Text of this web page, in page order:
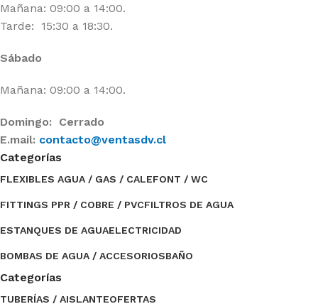
Mañana: 09:00 a 14:00.
Tarde: 15:30 a 18:30.
Sábado
Mañana: 09:00 a 14:00.
Domingo: Cerrado
E.mail: contacto@ventasdv.cl
Categorías
FLEXIBLES AGUA / GAS / CALEFONT / WC
FITTINGS PPR / COBRE / PVCFILTROS DE AGUA
ESTANQUES DE AGUAELECTRICIDAD
BOMBAS DE AGUA / ACCESORIOSBAÑO
Categorías
TUBERÍAS / AISLANTEOFERTAS